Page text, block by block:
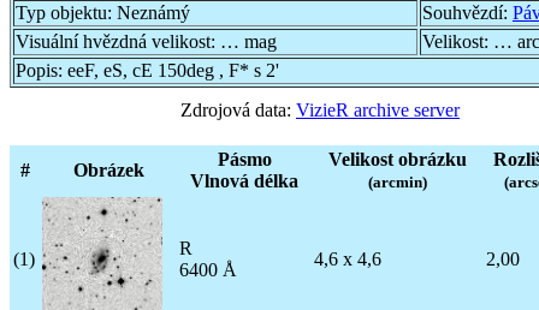
Typ objektu: Neznámý Souhvězdí:
Visuální hvězdná velikost: … mag Velikost: …
Popis: eeF, eS, cE 150deg , F* s 2'
Zdrojová data: VizieR archive server
# Obrázek
Pásmo
Vlnová délka
Velikost obrázku
(arcmin)
(1)
R
6400 Å
4,6 x 4,6 2,00